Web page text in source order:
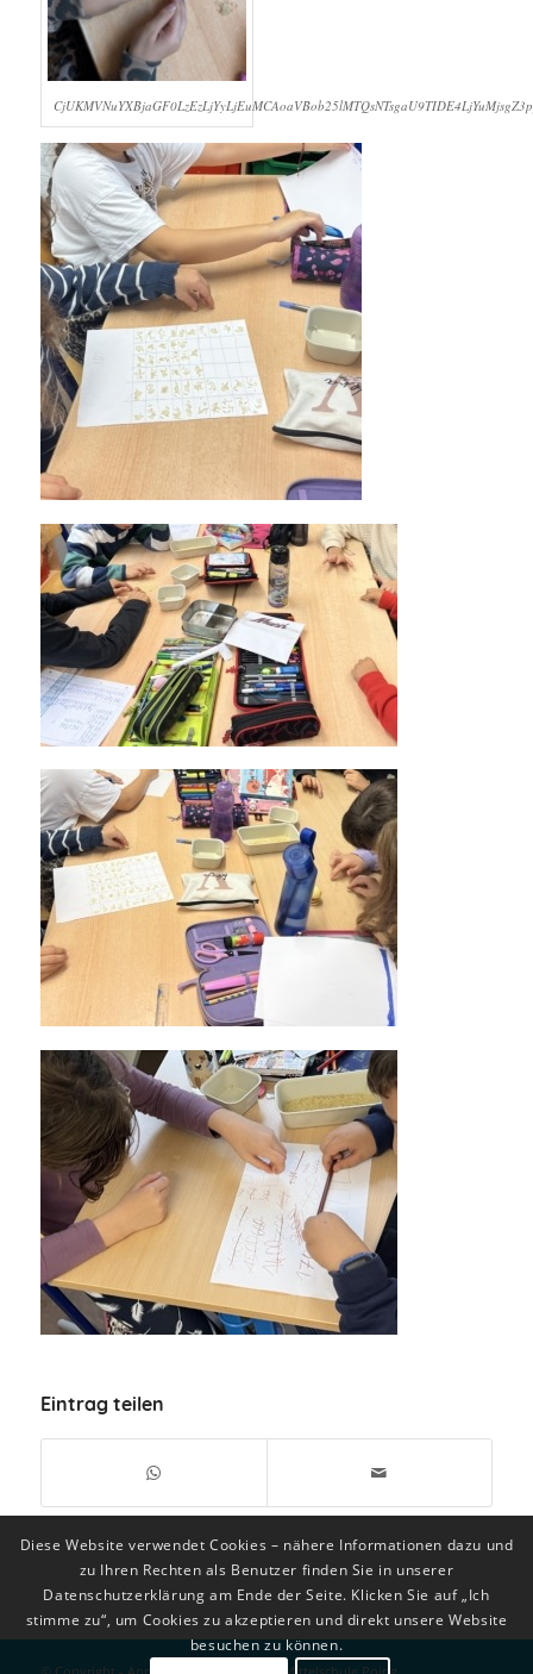
Eintrag teilen
Diese Website verwendet Cookies – nähere Informationen dazu und
zu Ihren Rechten als Benutzer finden Sie in unserer
Datenschutzerklärung am Ende der Seite. Klicken Sie auf „Ich
stimme zu“, um Cookies zu akzeptieren und direkt unsere Website
besuchen zu können.